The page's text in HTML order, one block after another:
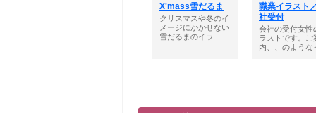
X'mass雪だるま
クリスマスや冬のイ
メージにかかせない
雪だるまのイラ...
職業イラスト
社受付
会社の受付女性
ラストです。ご
内、、のような